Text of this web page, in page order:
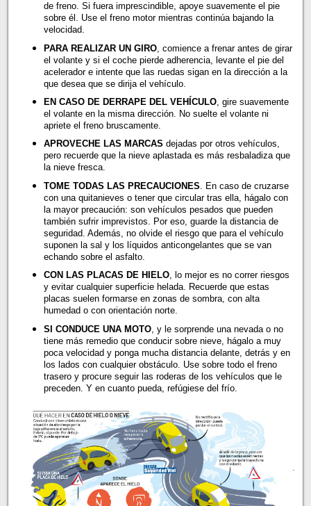
de freno. Si fuera imprescindible, apoye suavemente el pie
sobre él. Use el freno motor mientras continúa bajando la
velocidad.
PARA REALIZAR UN GIRO, comience a frenar antes de girar
el volante y si el coche pierde adherencia, levante el pie del
acelerador e intente que las ruedas sigan en la dirección a la
que desea que se dirija el vehículo.
EN CASO DE DERRAPE DEL VEHÍCULO, gire suavemente
el volante en la misma dirección. No suelte el volante ni
apriete el freno bruscamente.
APROVECHE LAS MARCAS dejadas por otros vehículos,
pero recuerde que la nieve aplastada es más resbaladiza que
la nieve fresca.
TOME TODAS LAS PRECAUCIONES . En caso de cruzarse
con una quitanieves o tener que circular tras ella, hágalo con
la mayor precaución: son vehículos pesados que pueden
también sufrir imprevistos. Por eso, guarde la distancia de
seguridad. Además, no olvide el riesgo que para el vehículo
suponen la sal y los líquidos anticongelantes que se van
echando sobre el asfalto.
CON LAS PLACAS DE HIELO, lo mejor es no correr riesgos
y evitar cualquier superficie helada. Recuerde que estas
placas suelen formarse en zonas de sombra, con alta
humedad o con orientación norte.
SI CONDUCE UNA MOTO, y le sorprende una nevada o no
tiene más remedio que conducir sobre nieve, hágalo a muy
poca velocidad y ponga mucha distancia delante, detrás y en
los lados con cualquier obstáculo. Use sobre todo el freno
trasero y procure seguir las roderas de los vehículos que le
preceden. Y en cuanto pueda, refúgiese del frío.
.